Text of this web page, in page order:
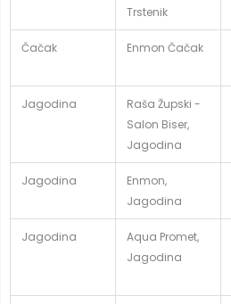
Trstenik
Čačak Enmon Čačak
Jagodina
Raša Župski -
Salon Biser,
Jagodina
Jagodina
Enmon,
Jagodina
Jagodina
Aqua Promet,
Jagodina